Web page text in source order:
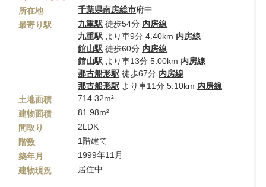
所在地 千葉県南房総市府中
最寄り駅
九重駅 徒歩54分 内房線
九重駅 より車9分 4.40km 内房線
館山駅 徒歩60分 内房線
館山駅 より車13分 5.00km 内房線
那古船形駅 徒歩67分 内房線
那古船形駅 より車11分 5.10km 内房線
土地面積
714.32m²
建物面積
81.98m²
間取り
2LDK
階数
1階建て
築年月
1999年11月
建物現況
居住中